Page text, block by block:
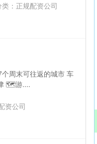
： 正规配资公司
周末可往返的城市 车
🗺️游....
资公司